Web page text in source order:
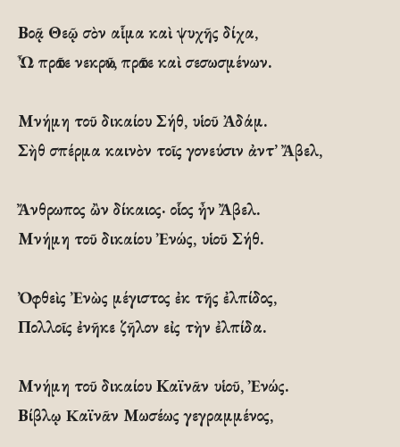
Βοᾷ Θεῷ σὸν αἷμα καὶ ψυχῆς δίχα,
Ὦ πρῶτε νεκρῶν, πρῶτε καὶ σεσωσμένων.
Μνήμη τοῦ δικαίου Σήθ, υἱοῦ Ἀδάμ.
Σὴθ σπέρμα καινὸν τοῖς γονεύσιν ἀντ’ Ἄβελ,
Ἄνθρωπος ὢν δίκαιος· οἷος ἦν Ἄβελ.
Μνήμη τοῦ δικαίου Ἐνώς, υἱοῦ Σήθ.
Ὀφθεὶς Ἐνὼς μέγιστος ἐκ τῆς ἐλπίδος,
Πολλοῖς ἐνῆκε ζῆλον εἰς τὴν ἐλπίδα.
Μνήμη τοῦ δικαίου Καϊνᾶν υἱοῦ, Ἐνώς.
Βίβλῳ Kαϊνᾶν Μωσέως γεγραμμένος,